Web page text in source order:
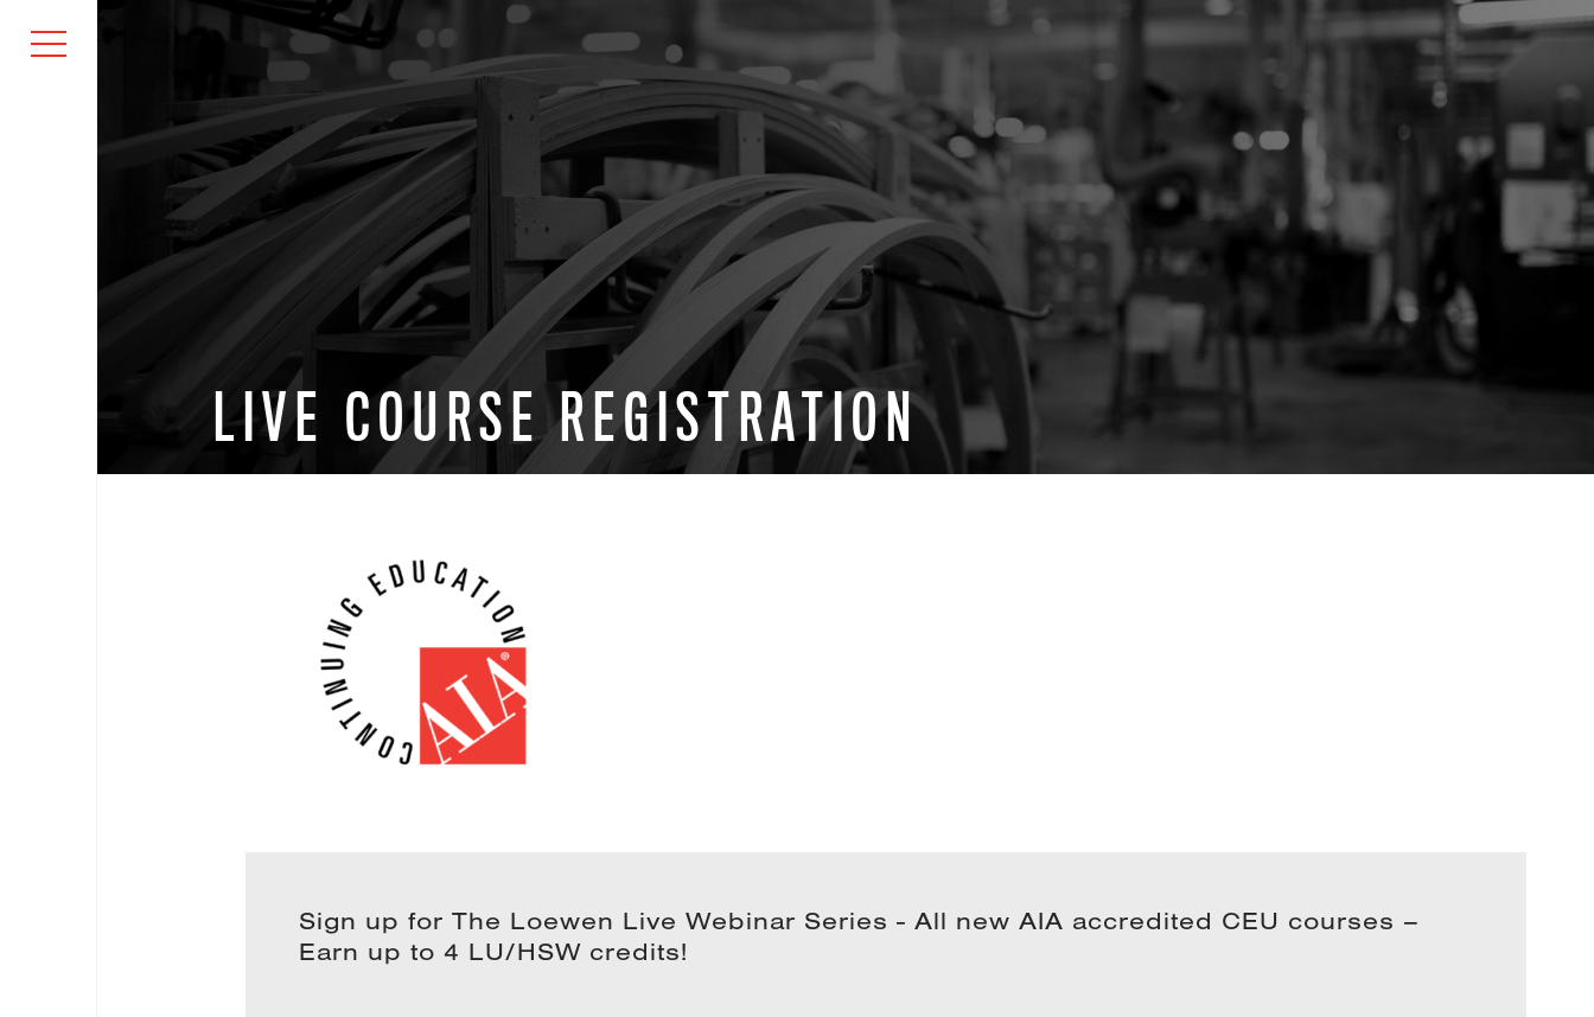
LIVE COURSE REGISTRATION
Sign up for The Loewen Live Webinar Series - All new AIA accredited CEU courses –
Earn up to 4 LU/HSW credits!